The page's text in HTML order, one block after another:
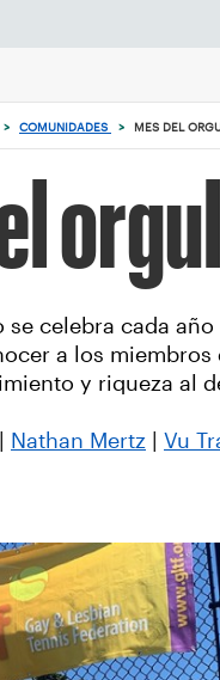
> COMUNIDADES > MES DEL
se celebra cada
a los
y riqueza al
Nathan Mertz Vu